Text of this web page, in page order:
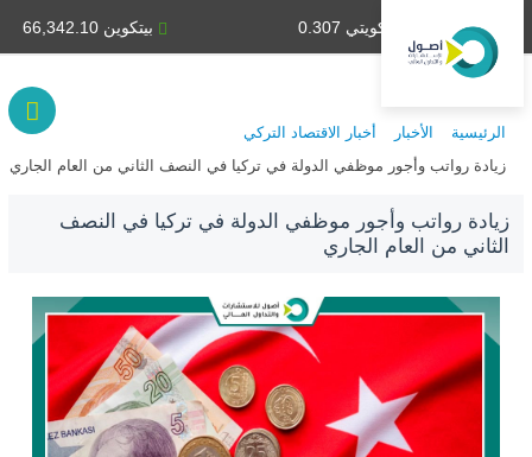
بيتكوين 66,342.10 دينار كويتي 0.307
الرئيسية الأخبار أخبار الاقتصاد التركي
زيادة رواتب وأجور موظفي الدولة في تركيا في النصف الثاني من العام الجاري
زيادة رواتب وأجور موظفي الدولة في تركيا في النصف
الثاني من العام الجاري